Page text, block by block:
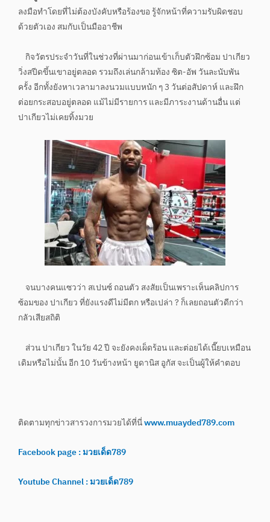
ลงมือทำโดยที่ไม่ต้องบังคับหรือร้องขอ รู้จักหน้าที่ความรับผิดชอบ
ด้วยตัวเอง สมกับเป็นมืออาชีพ
กิจวัตรประจำวันที่ในช่วงที่ผ่านมาก่อนเข้าเก็บตัวฝึกซ้อม ปาเกียว
วิ่งสปีดขึ้นเขาอยู่ตลอด รวมถึงเล่นกล้ามท้อง ซิต-อัพ วันละนับพัน
ครั้ง อีกทั้งยังหาเวลามาลงนวมแบบหนัก ๆ 3 วันต่อสัปดาห์ และฝึก
ต่อยกระสอบอยู่ตลอด แม้ไม่มีรายการ และมีภาระงานด้านอื่น แต่
ปาเกียวไม่เคยทิ้งมวย
จนบางคนแซวว่า สเปนซ์ ถอนตัว สงสัยเป็นเพราะเห็นคลิปการ
ซ้อมของ ปาเกียว ที่ยังแรงดีไม่มีตก หรือเปล่า ? ก็เลยถอนตัวดีกว่า
กลัวเสียสถิติ
ส่วน ปาเกียว ในวัย 42 ปี จะยังคงเผ็ดร้อน และต่อยได้เนี๊ยบเหมือน
เดิมหรือไม่นั้น อีก 10 วันข้างหน้า ยูดานิส อูกัส จะเป็นผู้ให้คำตอบ
ติดตามทุกข่าวสารวงการมวยได้ที่นี่www.muayded789.com
Facebook page : มวยเด็ด789
Youtube Channel : มวยเด็ด789